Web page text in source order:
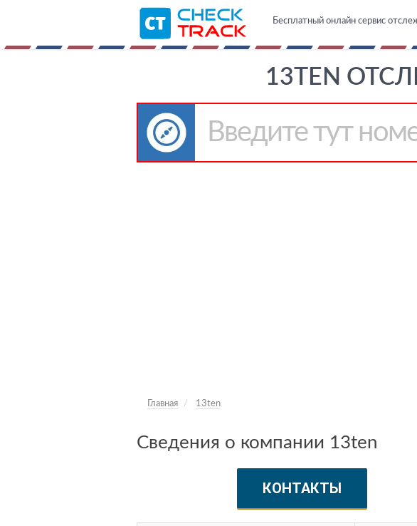
Бесплатный онлайн сервис
13TEN
Главная 13ten
Сведения о компании 13ten
КОНТАКТЫ